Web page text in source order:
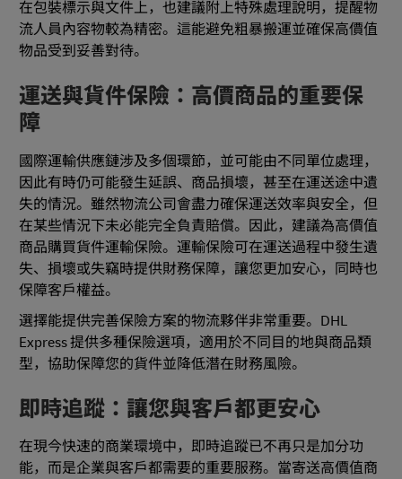
在包裝標示與文件上，也建議附上特殊處理說明，提醒物
流人員內容物較為精密。這能避免粗暴搬運並確保高價值
物品受到妥善對待。
運送與貨件保險：高價商品的重要保
障
國際運輸供應鏈涉及多個環節，並可能由不同單位處理，
因此有時仍可能發生延誤、商品損壞，甚至在運送途中遺
失的情況。雖然物流公司會盡力確保運送效率與安全，但
在某些情況下未必能完全負責賠償。因此，建議為高價值
商品購買貨件運輸保險。運輸保險可在運送過程中發生遺
失、損壞或失竊時提供財務保障，讓您更加安心，同時也
保障客戶權益。
選擇能提供完善保險方案的物流夥伴非常重要。DHL
Express 提供多種保險選項，適用於不同目的地與商品類
型，協助保障您的貨件並降低潛在財務風險。
即時追蹤：讓您與客戶都更安心
在現今快速的商業環境中，即時追蹤已不再只是加分功
能，而是企業與客戶都需要的重要服務。當寄送高價值商